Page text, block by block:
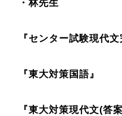
・林先生
『センター試験現代文
『東大対策国語』
『東大対策現代文(答案